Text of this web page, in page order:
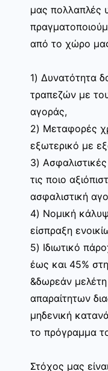
μας πολλαπλές
από το χώρο
1) Δυνατότητα
τραπεζών με
αγοράς,
2) Μεταφορές
εξωτερικό με
3)
τις ποιο
ασφαλιστική
4) Νομική
είσπραξη
5) Ιδιωτικό
έως και 45%
&δωρεάν
απαραίτητων
μηδενική
το πρόγραμμα
Στόχος μας